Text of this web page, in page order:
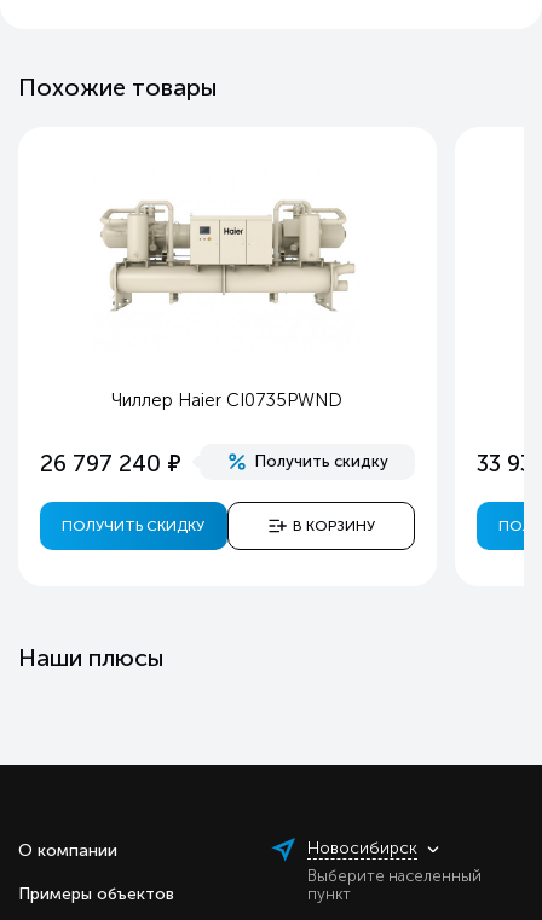
Похожие товары
Чиллер Haier CI0735PWND
26 797 240 е Получить скидку
ПОЛУЧИТЬ СКИДКУ В КОРЗИНУ
33
Наши плюсы
О компании
Примеры объектов
Новосибирск
Выберите населенный
пункт